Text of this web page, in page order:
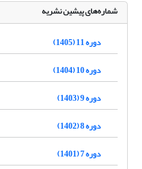
شماره‌های پیشین نشریه
دوره 11 (1405)
دوره 10 (1404)
دوره 9 (1403)
دوره 8 (1402)
دوره 7 (1401)